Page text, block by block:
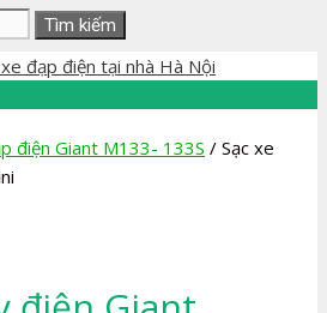
Tìm kiếm
điện Giant M133- 133S / Sạc xe